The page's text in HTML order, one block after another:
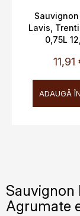
Lavis,
0,75L
11,91
ADAUGĂ
Sauvignon
Agrumate